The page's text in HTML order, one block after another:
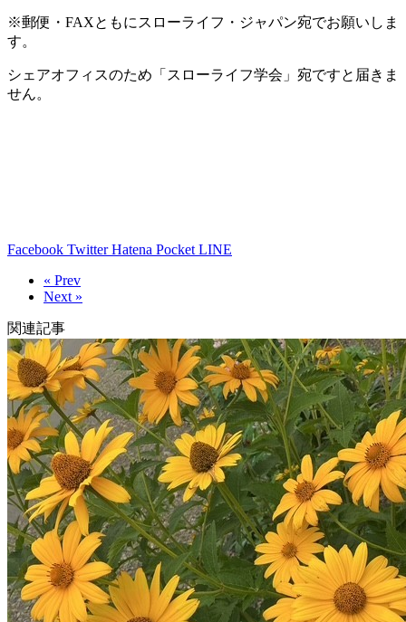
※郵便・FAXともにスローライフ・ジャパン宛でお願いしま
す。
シェアオフィスのため「スローライフ学会」宛ですと届きま
せん。
Facebook TwitterHatena Pocket LINE
« Prev
Next »
関連記事